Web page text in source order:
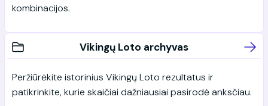
kombinacijos.
Vikingų Loto archyvas
Peržiūrėkite istorinius Vikingų Loto rezultatus ir
patikrinkite, kurie skaičiai dažniausiai pasirodė anksčiau.